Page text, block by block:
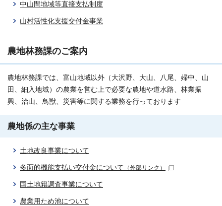
中山間地域等直接支払制度
山村活性化支援交付金事業
農地林務課のご案内
農地林務課では、富山地域以外（大沢野、大山、八尾、婦中、山
田、細入地域）の農業を営む上で必要な農地や道水路、林業振
興、治山、鳥獣、災害等に関する業務を行っております
農地係の主な事業
土地改良事業について
多面的機能支払い交付金について （外部リンク）
国土地籍調査事業について
農業用ため池について